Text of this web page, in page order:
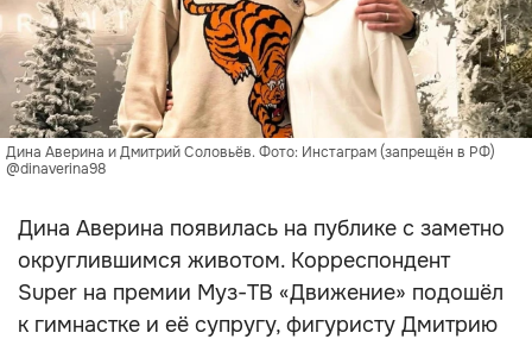
Дина Аверина и Дмитрий Соловьёв. Фото: Инстаграм (запрещён в РФ)
@dinaverina98
Дина Аверина появилась на публике с заметно
округлившимся животом. Корреспондент
Super на премии Муз-ТВ «Движение» подошёл
к гимнастке и её супругу, фигуристу Дмитрию